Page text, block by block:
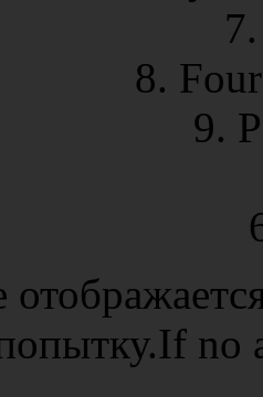
8.
9.